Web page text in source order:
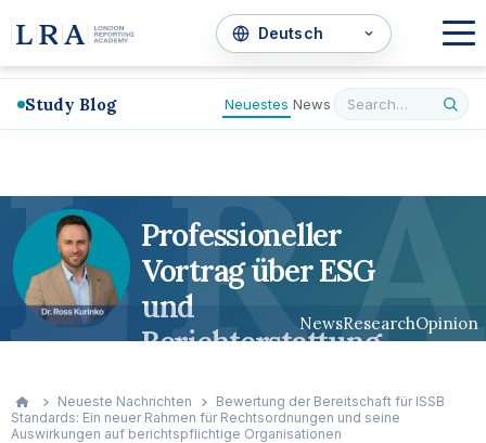
Study Blog Neuestes News
Professioneller
Vortrag über ESG
und
Berichterstattung
NewsResearchOpinion
LRA
Neueste Nachrichten
Bewertung der Bereitschaft für ISSB
Standards: Ein neuer Rahmen für Rechtsordnungen und seine
Auswirkungen auf berichtspflichtige Organisationen